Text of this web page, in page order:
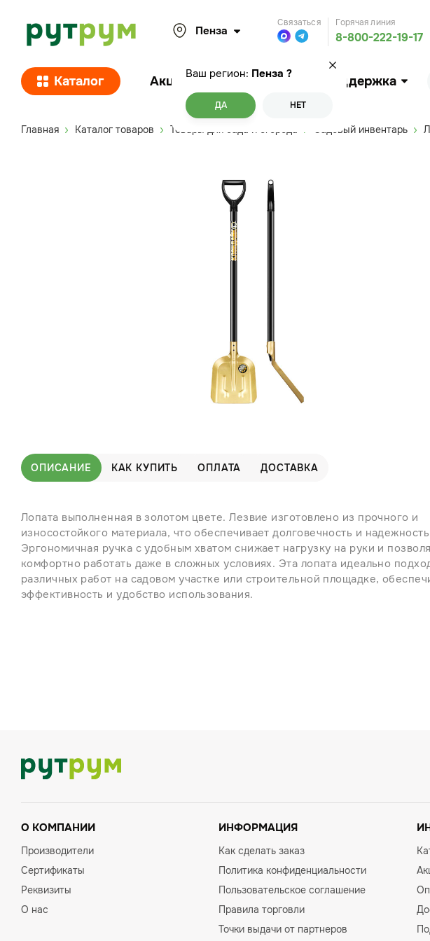
Пенза
Ваш регион: Пенза ?
ДА НЕТ
Связаться Горячая линия
8-800-222-19-17
Каталог Акции Покупателям Поддержка
Главная Каталог товаров Товары для сада и огорода Садовый инвентарь
ОПИСАНИЕ КАК КУПИТЬ ОПЛАТА ДОСТАВКА
Лопата выполненная в золотом цвете. Лезвие изготовлено из прочного и
износостойкого материала, что обеспечивает долговечность и
Эргономичная ручка с удобным хватом снижает нагрузку на руки и
комфортно работать даже в сложных условиях. Эта лопата идеально
различных работ на садовом участке или строительной площадке,
эффективность и удобство использования.
О КОМПАНИИ
Производители
Сертификаты
Реквизиты
О нас
ИНФОРМАЦИЯ
Как сделать заказ
Политика конфиденциальности
Пользовательское соглашение
Правила торговли
Точки выдачи от партнеров